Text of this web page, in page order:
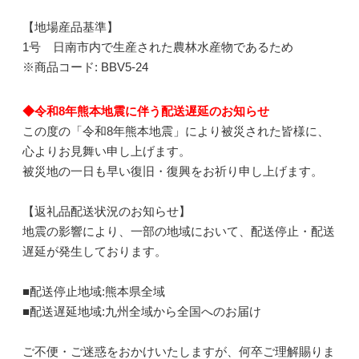
【地場産品基準】
1号 日南市内で生産された農林水産物であるため
※商品コード: BBV5-24
◆令和8年熊本地震に伴う配送遅延のお知らせ
この度の「令和8年熊本地震」により被災された皆様に、
心よりお見舞い申し上げます。
被災地の一日も早い復旧・復興をお祈り申し上げます。
【返礼品配送状況のお知らせ】
地震の影響により、一部の地域において、配送停止・配送
遅延が発生しております。
■配送停止地域:熊本県全域
■配送遅延地域:九州全域から全国へのお届け
ご不便・ご迷惑をおかけいたしますが、何卒ご理解賜りま